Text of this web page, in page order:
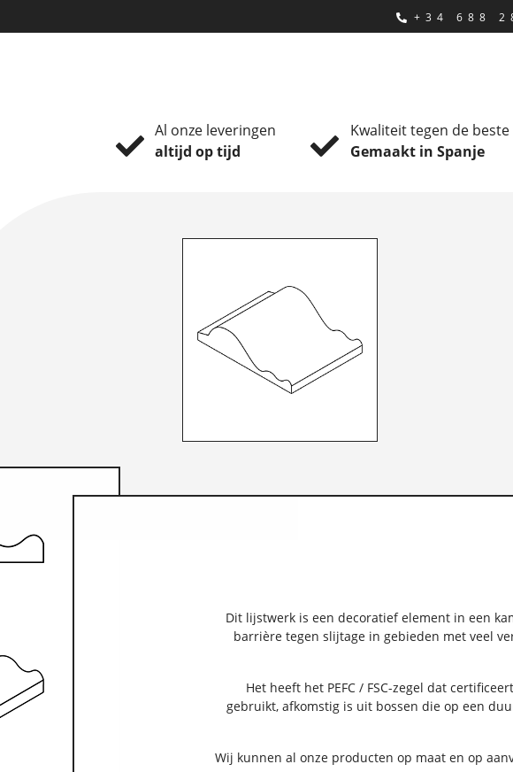
+34 688
Al onze leveringen
altijd op tijd
Kwaliteit tegen de
Gemaakt in Spanje
Dit lijstwerk is een decoratief element in een
barrière tegen slijtage in gebieden met veel
Het heeft het PEFC / FSC-zegel dat
gebruikt, afkomstig is uit bossen die op een
Wij kunnen al onze producten op maat en op